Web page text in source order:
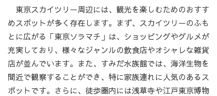
東京スカイツリー周辺には、観光を楽しむためのおすす
めスポットが多く存在します。まず、スカイツリーのふも
とに広がる「東京ソラマチ」は、ショッピングやグルメが
充実しており、様々なジャンルの飲食店やオシャレな雑貨
店が並んでいます。また、すみだ水族館では、海洋生物を
間近で観察することができ、特に家族連れに人気のあるス
ポットです。さらに、徒歩圏内には浅草寺や江戸東京博物